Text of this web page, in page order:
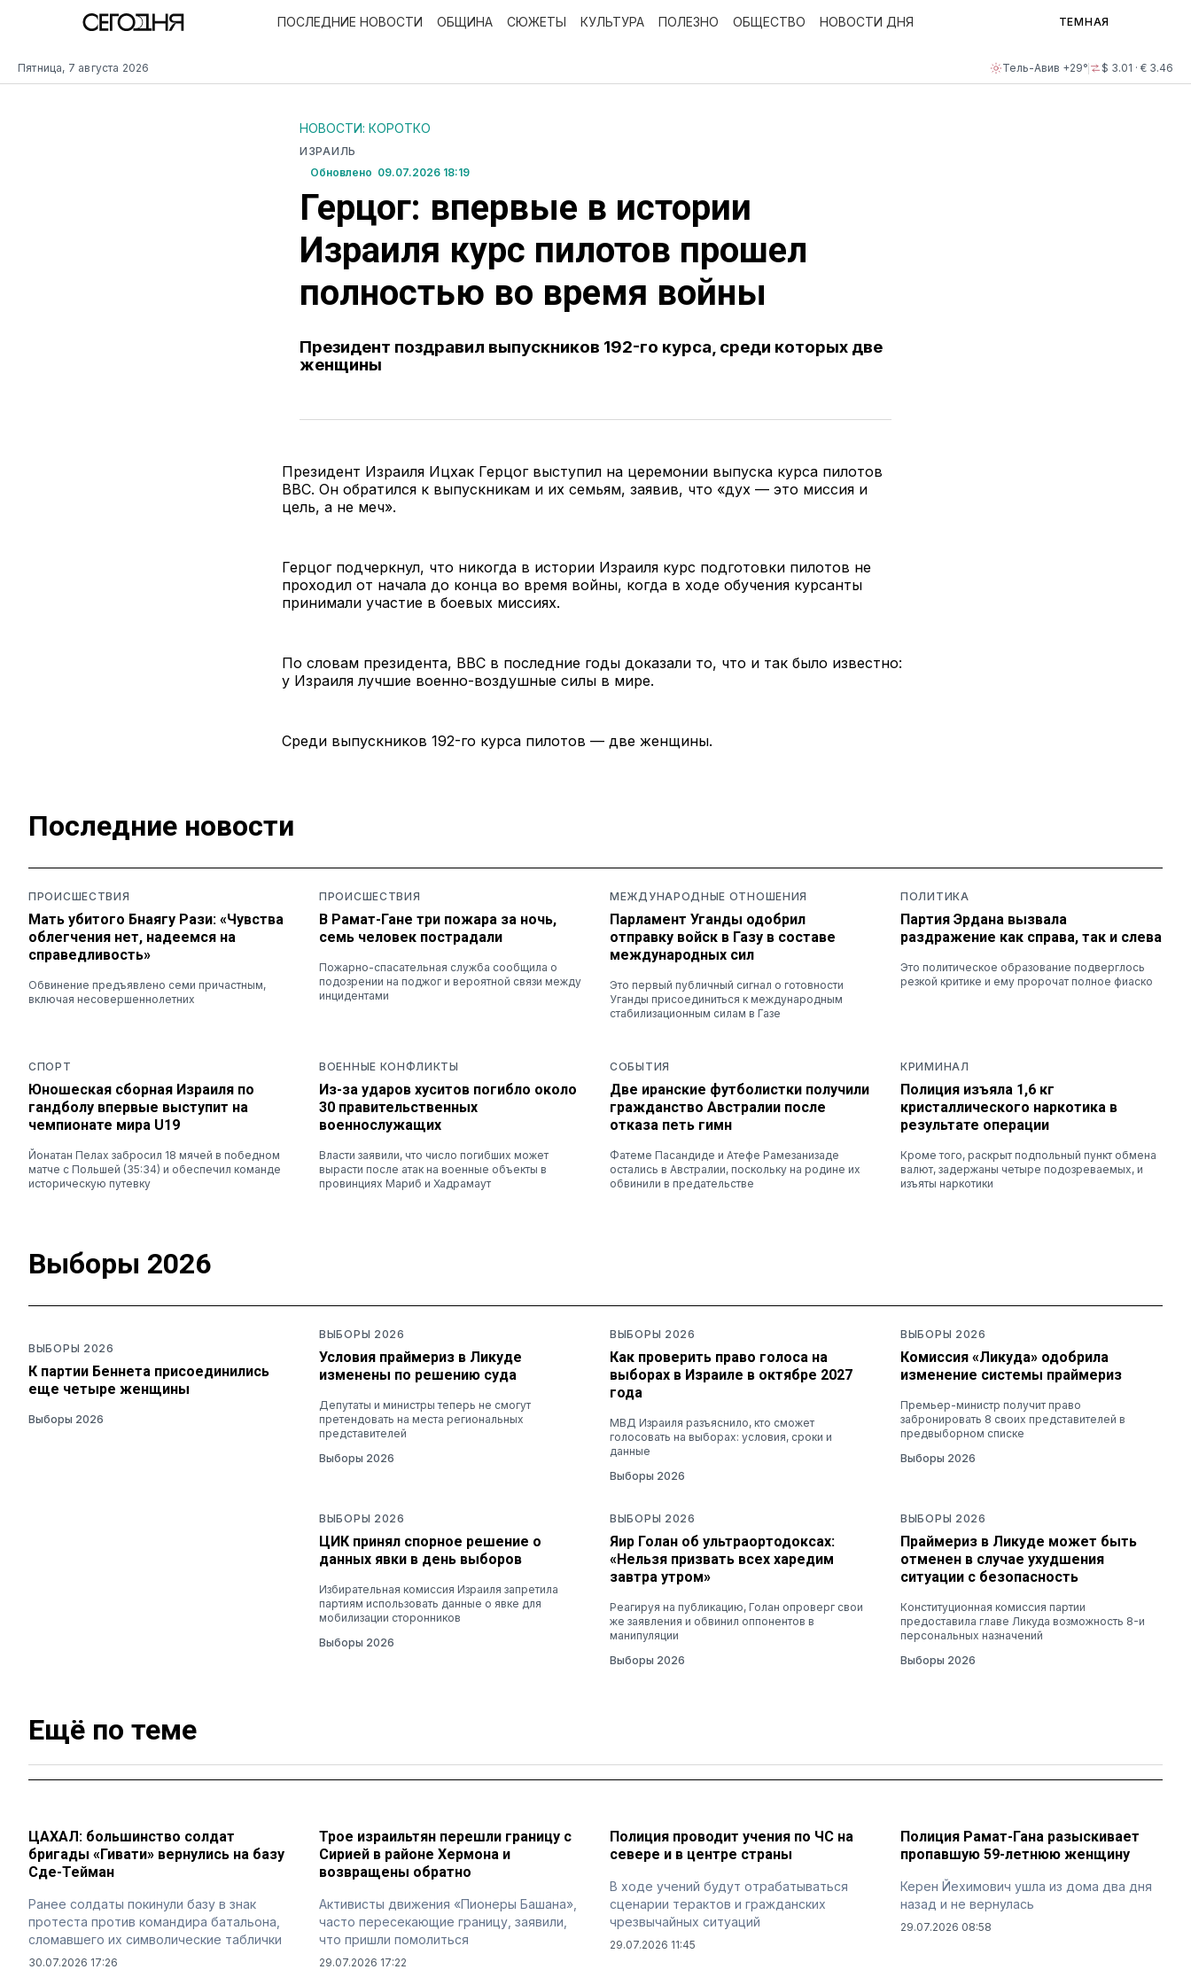
Пятница, 7 августа 2026 Тель-Авив +29° $ 3.01 · € 3.46
ПОСЛЕДНИЕ НОВОСТИ ОБЩИНА СЮЖЕТЫ КУЛЬТУРА ПОЛЕЗНО ОБЩЕСТВО НОВОСТИ ДНЯ ТЕМНАЯ
НОВОСТИ: КОРОТКО
ИЗРАИЛЬ
Обновлено 09.07.2026 18:19
Герцог: впервые в истории
Израиля курс пилотов прошел
полностью во время войны
Президент поздравил выпускников 192-го курса, среди которых две
женщины
Президент Израиля Ицхак Герцог выступил на церемонии выпуска курса пилотов
ВВС. Он обратился к выпускникам и их семьям, заявив, что «дух — это миссия и
цель, а не меч».
Герцог подчеркнул, что никогда в истории Израиля курс подготовки пилотов не
проходил от начала до конца во время войны, когда в ходе обучения курсанты
принимали участие в боевых миссиях.
По словам президента, ВВС в последние годы доказали то, что и так было известно:
у Израиля лучшие военно-воздушные силы в мире.
Среди выпускников 192-го курса пилотов — две женщины.
Последние новости
ПРОИСШЕСТВИЯ
Мать убитого Бнаягу Рази: «Чувства
облегчения нет, надеемся на
справедливость»
Обвинение предъявлено семи причастным,
включая несовершеннолетних
ПРОИСШЕСТВИЯ
В Рамат-Гане три пожара за ночь,
семь человек пострадали
Пожарно-спасательная служба сообщила о
подозрении на поджог и вероятной связи между
инцидентами
МЕЖДУНАРОДНЫЕ ОТНОШЕНИЯ
Парламент Уганды одобрил
отправку войск в Газу в составе
международных сил
Это первый публичный сигнал о готовности
Уганды присоединиться к международным
стабилизационным силам в Газе
ПОЛИТИКА
Партия Эрдана вызвала
раздражение как справа, так и слева
Это политическое образование подверглось
резкой критике и ему пророчат полное фиаско
СПОРТ
Юношеская сборная Израиля по
гандболу впервые выступит на
чемпионате мира U19
Йонатан Пелах забросил 18 мячей в победном
матче с Польшей (35:34) и обеспечил команде
историческую путевку
ВОЕННЫЕ КОНФЛИКТЫ
Из-за ударов хуситов погибло около
30 правительственных
военнослужащих
Власти заявили, что число погибших может
вырасти после атак на военные объекты в
провинциях Мариб и Хадрамаут
СОБЫТИЯ
Две иранские футболистки получили
гражданство Австралии после
отказа петь гимн
Фатеме Пасандиде и Атефе Рамезанизаде
остались в Австралии, поскольку на родине их
обвинили в предательстве
КРИМИНАЛ
Полиция изъяла 1,6 кг
кристаллического наркотика в
результате операции
Кроме того, раскрыт подпольный пункт обмена
валют, задержаны четыре подозреваемых, и
изъяты наркотики
Выборы 2026
ВЫБОРЫ 2026
К партии Беннета присоединились
еще четыре женщины
Выборы 2026
ВЫБОРЫ 2026
Условия праймериз в Ликуде
изменены по решению суда
Депутаты и министры теперь не смогут
претендовать на места региональных
представителей
Выборы 2026
ВЫБОРЫ 2026
Как проверить право голоса на
выборах в Израиле в октябре 2027
года
МВД Израиля разъяснило, кто сможет
голосовать на выборах: условия, сроки и
данные
Выборы 2026
ВЫБОРЫ 2026
Комиссия «Ликуда» одобрила
изменение системы праймериз
Премьер-министр получит право
забронировать 8 своих представителей в
предвыборном списке
Выборы 2026
ВЫБОРЫ 2026
ЦИК принял спорное решение о
данных явки в день выборов
Избирательная комиссия Израиля запретила
партиям использовать данные о явке для
мобилизации сторонников
Выборы 2026
ВЫБОРЫ 2026
Яир Голан об ультраортодоксах:
«Нельзя призвать всех харедим
завтра утром»
Реагируя на публикацию, Голан опроверг свои
же заявления и обвинил оппонентов в
манипуляции
Выборы 2026
ВЫБОРЫ 2026
Праймериз в Ликуде может быть
отменен в случае ухудшения
ситуации с безопасность
Конституционная комиссия партии
предоставила главе Ликуда возможность 8-и
персональных назначений
Выборы 2026
Ещё по теме
ЦАХАЛ: большинство солдат
бригады «Гивати» вернулись на базу
Сде-Тейман
Ранее солдаты покинули базу в знак
протеста против командира батальона,
сломавшего их символические таблички
30.07.2026 17:26
Трое израильтян перешли границу с
Сирией в районе Хермона и
возвращены обратно
Активисты движения «Пионеры Башана»,
часто пересекающие границу, заявили,
что пришли помолиться
29.07.2026 17:22
Полиция проводит учения по ЧС на
севере и в центре страны
В ходе учений будут отрабатываться
сценарии терактов и гражданских
чрезвычайных ситуаций
29.07.2026 11:45
Полиция Рамат-Гана разыскивает
пропавшую 59-летнюю женщину
Керен Йехимович ушла из дома два дня
назад и не вернулась
29.07.2026 08:58